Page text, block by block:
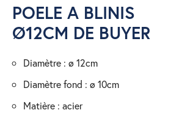
POELE A BLINIS
Ø12CM DE BUYER
diamètre : ø 12cm
diamètre fond : ø 10cm
matière : acier